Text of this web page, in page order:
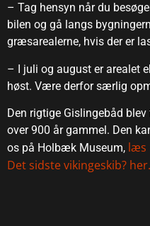
– Tag hensyn når du
bilen og gå langs
græsarealerne, hvis der er
– I juli og august er arealet
høst. Være derfor særlig
Den rigtige Gislingebåd
over 900 år gammel. Den
os på Holbæk Museum, læs
Det sidste vikingeskib? her.